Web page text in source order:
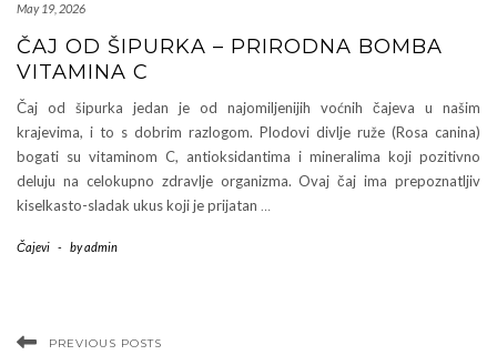
May 19, 2026
ČAJ OD ŠIPURKA – PRIRODNA BOMBA
VITAMINA C
Čaj od šipurka jedan je od najomiljenijih voćnih čajeva u našim
krajevima, i to s dobrim razlogom. Plodovi divlje ruže (Rosa canina)
bogati su vitaminom C, antioksidantima i mineralima koji pozitivno
deluju na celokupno zdravlje organizma. Ovaj čaj ima prepoznatljiv
kiselkasto-sladak ukus koji je prijatan …
Čajevi - byadmin
PREVIOUS POSTS